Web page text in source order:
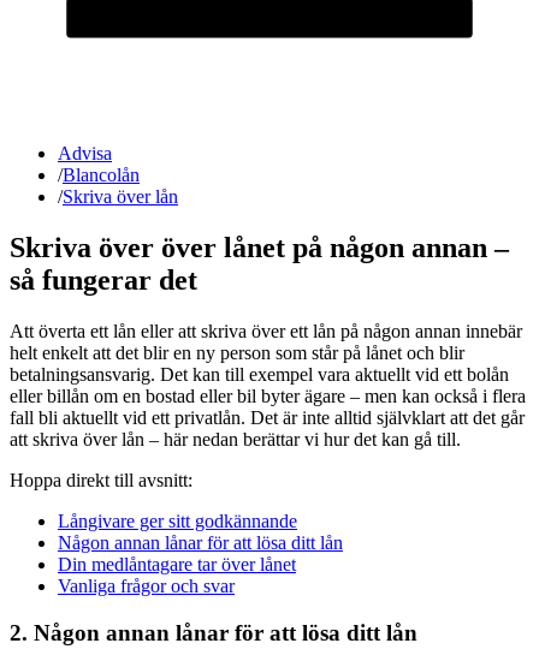
Advisa
/Blancolån
/Skriva över lån
Skriva över över lånet på någon annan –
så fungerar det
Att överta ett lån eller att skriva över ett lån på någon annan innebär
helt enkelt att det blir en ny person som står på lånet och blir
betalningsansvarig. Det kan till exempel vara aktuellt vid ett bolån
eller billån om en bostad eller bil byter ägare – men kan också i flera
fall bli aktuellt vid ett privatlån. Det är inte alltid självklart att det går
att skriva över lån – här nedan berättar vi hur det kan gå till.
Hoppa direkt till avsnitt:
Långivare ger sitt godkännande
Någon annan lånar för att lösa ditt lån
Din medlåntagare tar över lånet
Vanliga frågor och svar
2. Någon annan lånar för att lösa ditt lån